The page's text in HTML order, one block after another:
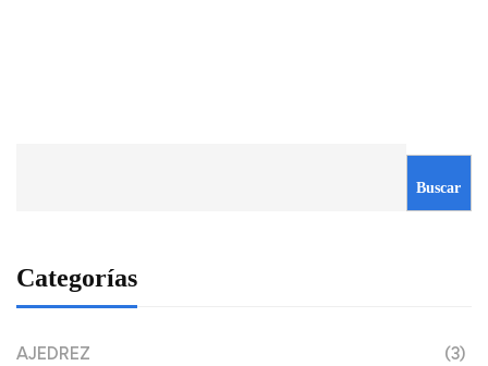
Buscar
Categorías
AJEDREZ (3)